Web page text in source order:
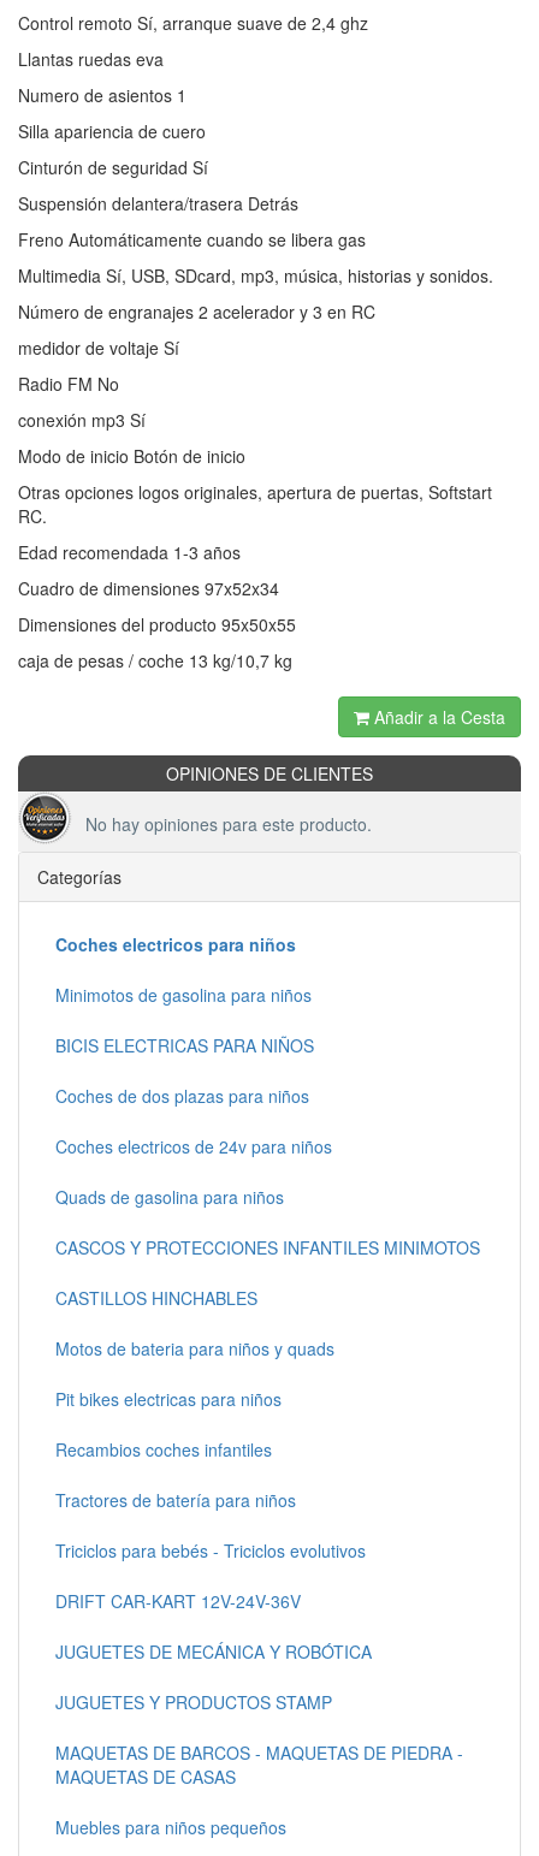
Control remoto Sí, arranque suave de 2,4 ghz
Llantas ruedas eva
Numero de asientos 1
Silla apariencia de cuero
Cinturón de seguridad Sí
Suspensión delantera/trasera Detrás
Freno Automáticamente cuando se libera gas
Multimedia Sí, USB, SDcard, mp3, música, historias y sonidos.
Número de engranajes 2 acelerador y 3 en RC
medidor de voltaje Sí
Radio FM No
conexión mp3 Sí
Modo de inicio Botón de inicio
Otras opciones logos originales, apertura de puertas, Softstart
RC.
Edad recomendada 1-3 años
Cuadro de dimensiones 97x52x34
Dimensiones del producto 95x50x55
caja de pesas / coche 13 kg/10,7 kg
Añadir a la Cesta
OPINIONES DE CLIENTES
No hay opiniones para este producto.
Categorías
Coches electricos para niños
Minimotos de gasolina para niños
BICIS ELECTRICAS PARA NIÑOS
Coches de dos plazas para niños
Coches electricos de 24v para niños
Quads de gasolina para niños
CASCOS Y PROTECCIONES INFANTILES MINIMOTOS
CASTILLOS HINCHABLES
Motos de bateria para niños y quads
Pit bikes electricas para niños
Recambios coches infantiles
Tractores de batería para niños
Triciclos para bebés - Triciclos evolutivos
DRIFT CAR-KART 12V-24V-36V
JUGUETES DE MECÁNICA Y ROBÓTICA
JUGUETES Y PRODUCTOS STAMP
MAQUETAS DE BARCOS - MAQUETAS DE PIEDRA -
MAQUETAS DE CASAS
Muebles para niños pequeños